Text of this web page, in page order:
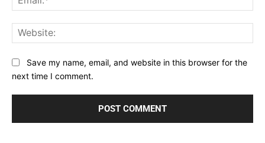
Save my name, email, and website in this browser for the
next time I comment.